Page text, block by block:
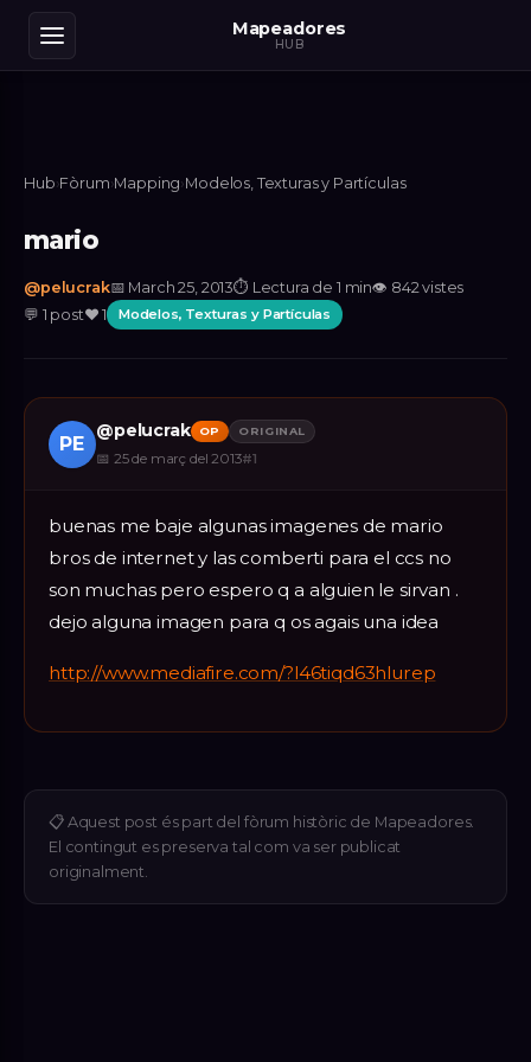
Mapeadores
HUB
Hub›Fòrum›Mapping›Modelos, Texturas y Partículas
mario
@pelucrak📅 March 25, 2013⏱ Lectura de 1 min👁 842vistes
💬 1 post❤️1 Modelos, Texturas y Partículas
PE
@pelucrak OP ORIGINAL
📅 25 de març del 2013#1
buenas me baje algunas imagenes de mario
bros de internet y las comberti para el ccs no
son muchas pero espero q a alguien le sirvan .
dejo alguna imagen para q os agais una idea
http://www.mediafire.com/?l46tiqd63hlurep
📋 Aquest post és part del fòrum històric de Mapeadores.
El contingut es preserva tal com va ser publicat
originalment.